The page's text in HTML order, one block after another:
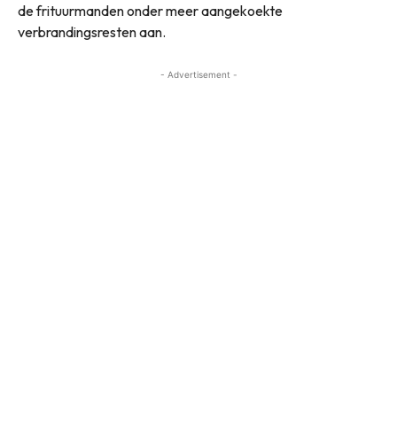
de frituurmanden onder meer aangekoekte
verbrandingsresten aan.
- Advertisement -